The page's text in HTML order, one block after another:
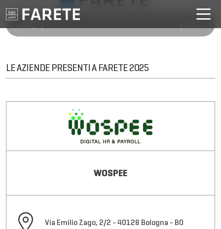
LE AZIENDE PRESENTI A FARETE 2025
WOSPEE
Via Emilio Zago, 2/2 - 40128 Bologna - BO